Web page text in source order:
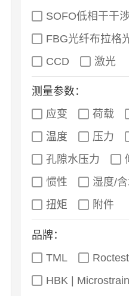
SOFO低相干干
FBG光纤布拉格
CCD
激光
测量参数：
应变
荷载
温度
压力
孔隙水压力
惯性
湿度/
扭矩
附件
品牌：
TML
Roctest
HBK | Microstrain